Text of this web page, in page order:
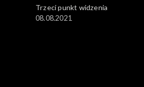
Trzeci punkt widzenia
08.08.2021